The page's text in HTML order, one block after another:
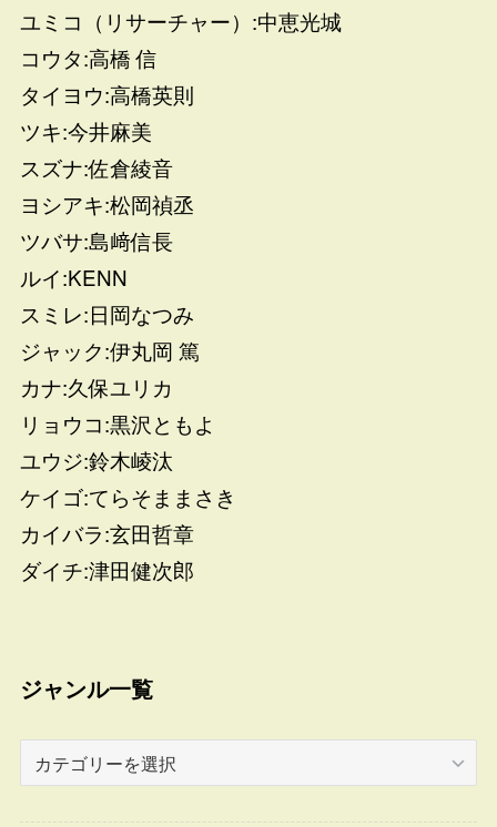
ユミコ（リサーチャー）:中恵光城
コウタ:高橋 信
タイヨウ:高橋英則
ツキ:今井麻美
スズナ:佐倉綾音
ヨシアキ:松岡禎丞
ツバサ:島﨑信長
ルイ:KENN
スミレ:日岡なつみ
ジャック:伊丸岡 篤
カナ:久保ユリカ
リョウコ:黒沢ともよ
ユウジ:鈴木崚汰
ケイゴ:てらそままさき
カイバラ:玄田哲章
ダイチ:津田健次郎
ジャンル一覧
ャ